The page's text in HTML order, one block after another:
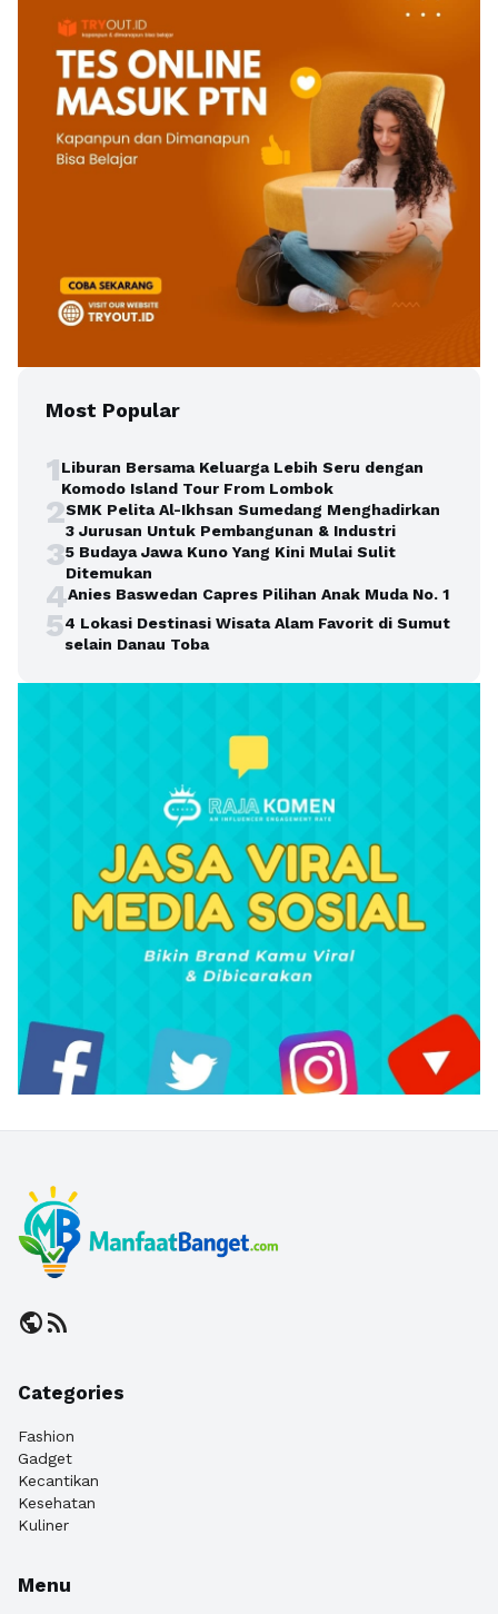
Most Popular
1Liburan Bersama Keluarga Lebih Seru dengan
Komodo Island Tour From Lombok
2SMK Pelita Al-Ikhsan Sumedang Menghadirkan
3 Jurusan Untuk Pembangunan & Industri
35 Budaya Jawa Kuno Yang Kini Mulai Sulit
Ditemukan
4Anies Baswedan Capres Pilihan Anak Muda No. 1
54 Lokasi Destinasi Wisata Alam Favorit di Sumut
selain Danau Toba
publicrss_feed
Categories
Fashion
Gadget
Kecantikan
Kesehatan
Kuliner
Menu